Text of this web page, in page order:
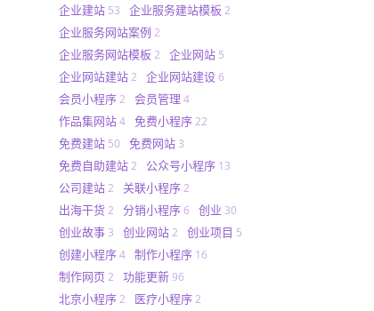
企业建站 53 企业服务建站模板 2
企业服务网站案例 2
企业服务网站模板 2 企业网站 5
企业网站建站 2 企业网站建设 6
会员小程序 2 会员管理 4
作品集网站 4 免费小程序 22
免费建站 50 免费网站 3
免费自助建站 2 公众号小程序 13
公司建站 2 关联小程序 2
出海干货 2 分销小程序 6 创业 30
创业故事 3 创业网站 2 创业项目 5
创建小程序 4 制作小程序 16
制作网页 2 功能更新 96
北京小程序 2 医疗小程序 2